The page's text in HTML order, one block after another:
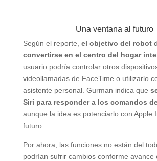
Una ventana al futuro
Según el reporte, el objetivo del robot
convertirse en el centro del hogar
usuario podría controlar otros
videollamadas de FaceTime o utilizarlo
asistente personal. Gurman indica que
Siri para responder a los comandos
aunque la idea es potenciarlo con Apple
futuro.
Por ahora, las funciones no están del
podrían sufrir cambios conforme avance